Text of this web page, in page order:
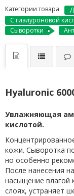
Категории товара
С гиалуроновой
Сыворотки
Hyaluronic
Увлажняющая
кислотой.
кожи. Сыворотка
но особенно
После нанесения
насыщение влагой
слоях, устраняет